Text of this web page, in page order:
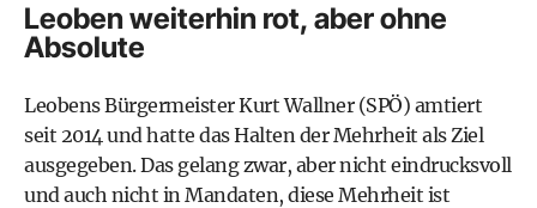
Leoben weiterhin rot, aber ohne
Absolute
Leobens Bürgermeister Kurt Wallner (SPÖ) amtiert
seit 2014 und hatte das Halten der Mehrheit als Ziel
ausgegeben. Das gelang zwar, aber nicht eindrucksvoll
und auch nicht in Mandaten, diese Mehrheit ist